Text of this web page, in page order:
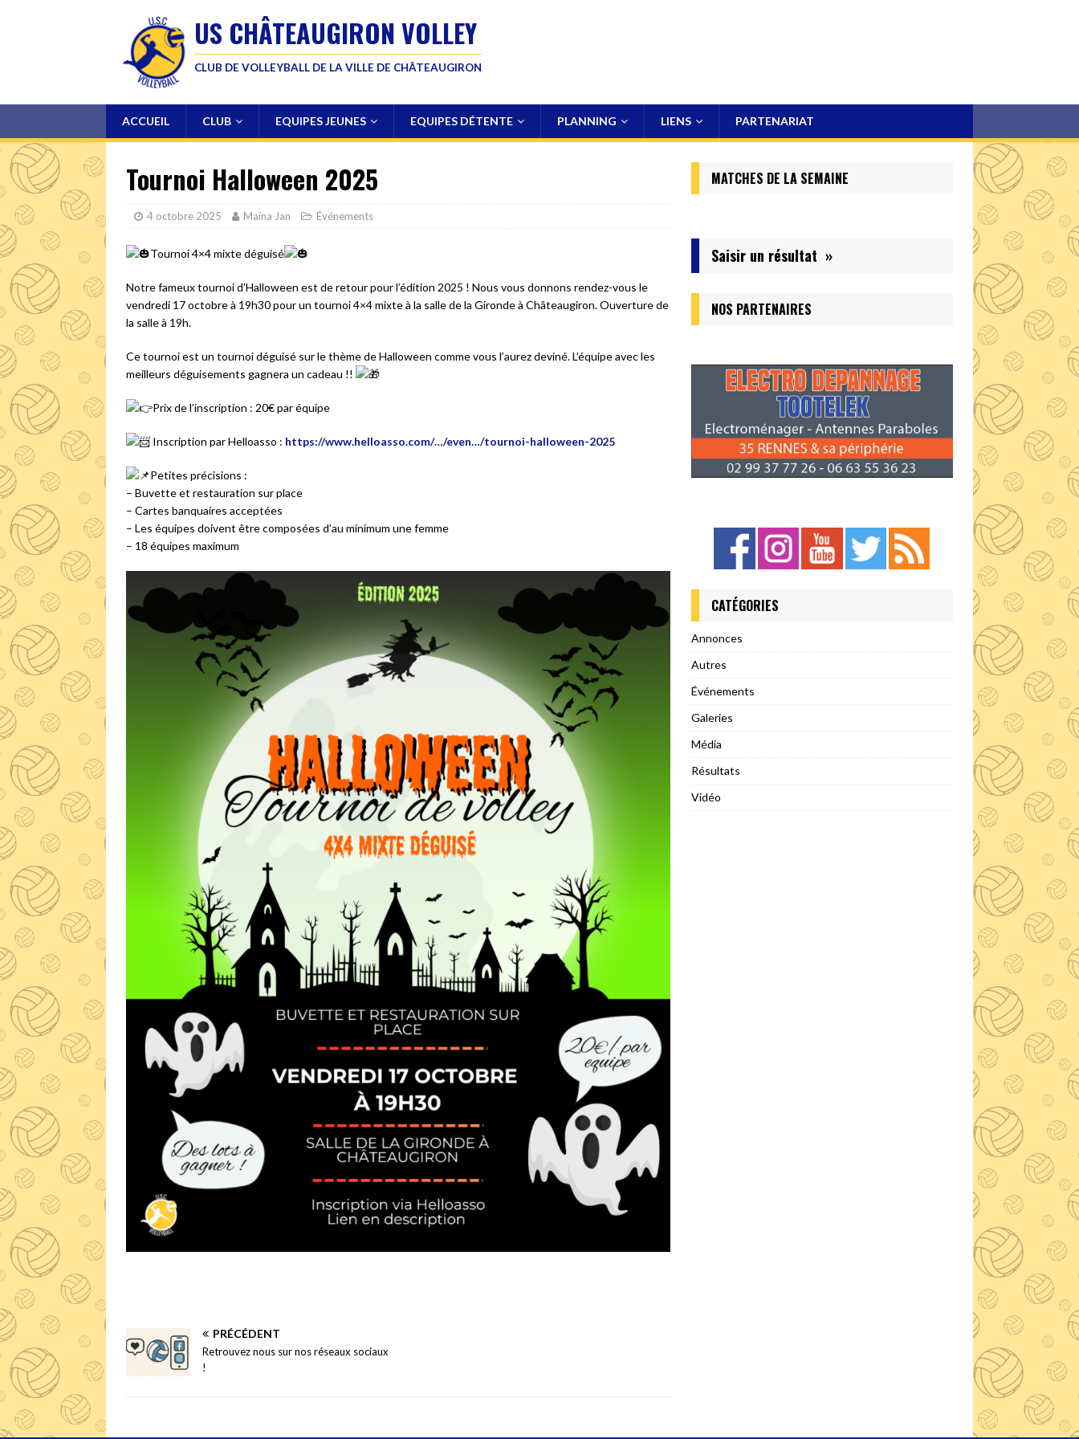
US CHÂTEAUGIRON VOLLEY
CLUB DE VOLLEYBALL DE LA VILLE DE CHÂTEAUGIRON
ACCUEIL CLUB EQUIPES JEUNES EQUIPES DÉTENTE PLANNING LIENS PARTENARIAT
Tournoi Halloween 2025
4 octobre 2025 Maïna Jan Événements
Tournoi 4×4 mixte déguisé
Notre fameux tournoi d’Halloween est de retour pour l’édition 2025 ! Nous vous donnons rendez-vous le
vendredi 17 octobre à 19h30 pour un tournoi 4×4 mixte à la salle de la Gironde à Châteaugiron. Ouverture de
la salle à 19h.
Ce tournoi est un tournoi déguisé sur le thème de Halloween comme vous l’aurez deviné. L’équipe avec les
meilleurs déguisements gagnera un cadeau !!
Prix de l’inscription : 20€ par équipe
Inscription par Helloasso : https://www.helloasso.com/…/even…/tournoi-halloween-2025
Petites précisions :
– Buvette et restauration sur place
– Cartes banquaires acceptées
– Les équipes doivent être composées d’au minimum une femme
– 18 équipes maximum
PRÉCÉDENT
Retrouvez nous sur nos réseaux sociaux
!
MATCHES DE LA SEMAINE
Saisir un résultat »
NOS PARTENAIRES
CATÉGORIES
Annonces
Autres
Événements
Galeries
Média
Résultats
Vidéo